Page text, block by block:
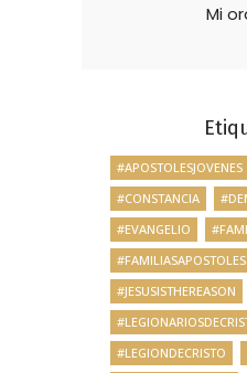
Mi
#APOSTOLESJOVENES
#CONSTANCIA
#EVANGELIO
#FAMILIASAPOSTOLES
#JESUSISTHEREASON
#LEGIONDECRISTO